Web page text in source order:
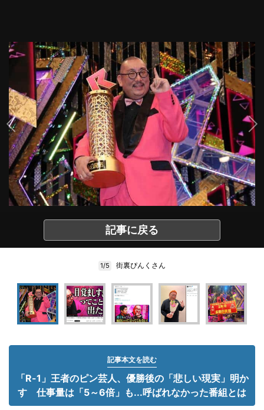
記事に戻る
1/5 街裏ぴんくさん
記事本文を読む
「R-1」王者のピン芸人、優勝後の「悲しい現実」明か
す 仕事量は「5～6倍」も...呼ばれなかった番組とは